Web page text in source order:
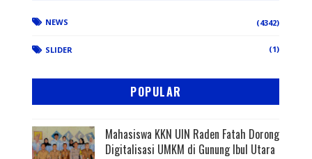
NEWS (4342)
SLIDER (1)
POPULAR
Mahasiswa KKN UIN Raden Fatah Dorong
Digitalisasi UMKM di Gunung Ibul Utara